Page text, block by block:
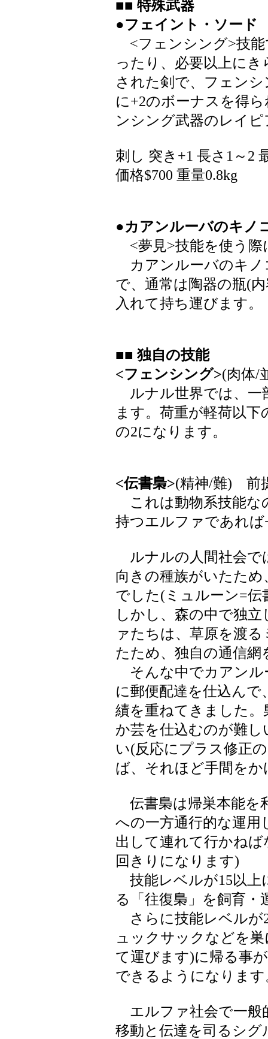
■■ 特殊武器
●フェイント・ソード
<フェンシング>技能
ったり、必要以上に
された剣で、フェン
に+2のボーナスを得
ンシング武器のレイ
刺し 突き+1 長さ1～2
価格$700 重量0.8kg
●カアンルーバのキノ
<夢見>技能を使う際
カアンルーバのキノ
で、通常は陶器の瓶(
入れて持ち運びます。
■■ 独自の技能
<フェンシング>(肉体/
ルナル世界では、一
ます。荷重が軽荷以
の2になります。
<伝書梟>(精神/難) 前
これは動物系技能な
持つエルファであれ
ルナルの人間社会で
向きの種族がいたた
でした(ミュルーン=
しかし、森の中で独
ァたちは、草原を渡
たため、独自の通信
そんな中でカアンル
に郵便配達を仕込ん
績を重ねてきました
か芸を仕込むのが難
い(反応にプラス修正
ば、それほど手間を
伝書梟は帰巣本能を
への一方通行的な運
出して連れて行かね
回きりになります)
技能レベルが15以上
る「往復梟」を飼育
さらに技能レベルが
ュックサックなどを
て運びます)に帰る事
できるようになります
エルファ社会で一般
移動と伝達を司るシ